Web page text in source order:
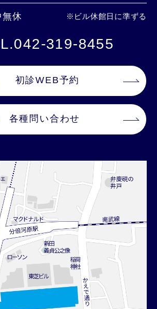
無休 ※ビル休館日に準ずる
319-8455
初診WEB予約
各種問い合わせ